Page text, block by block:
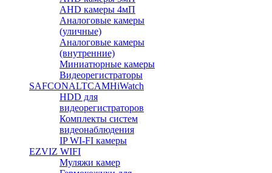
AHD камеры 4мП
Аналоговые камеры
(уличные)
Аналоговые камеры
(внутренние)
Миниатюрные камеры
Видеорегистраторы
SAFCONALTCAMHiWatch
HDD для
видеорегистраторов
Комплекты систем
видеонаблюдения
IP WI-FI камеры
EZVIZ WIFI
Муляжи камер